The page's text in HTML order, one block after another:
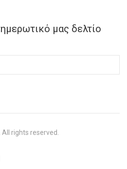
μας δελτίο
rights reserved.